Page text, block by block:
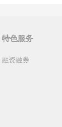
特色服务
融资融券